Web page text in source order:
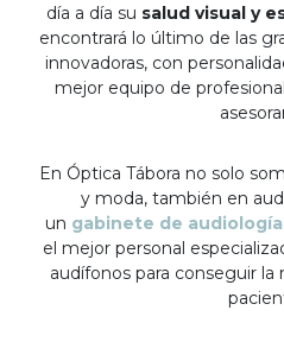
día a día su salud visual y
encontrará lo último de las
innovadoras, con
mejor equipo de
En Óptica Tábora no solo
y moda, también en
un gabinete de audiología
el mejor personal
audífonos para conseguir la